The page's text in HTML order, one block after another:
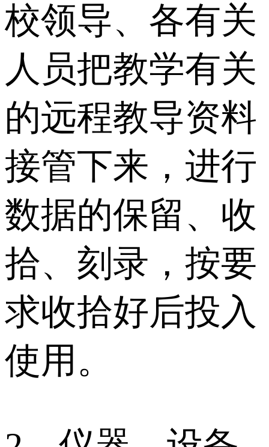
校领导、各有关
人员把教学有关
的远程教导资料
接管下来，进行
数据的保留、收
拾、刻录，按要
求收拾好后投入
使用。